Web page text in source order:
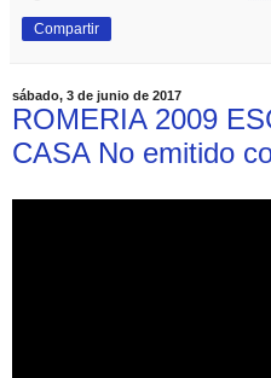
Compartir
sábado, 3 de junio de 2017
ROMERIA 2009
CASA No emitido